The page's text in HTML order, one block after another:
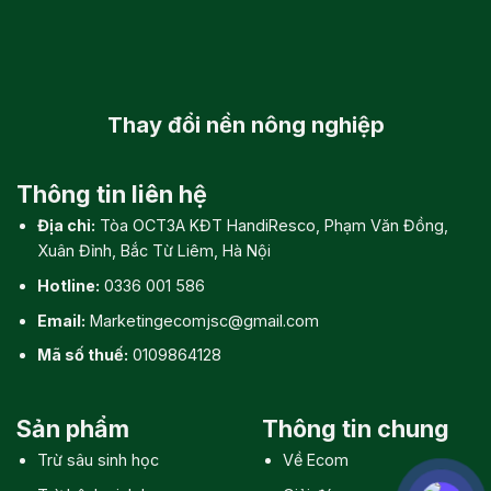
chuyển dinh dưỡng về bông,
thân lá, hỗ trợ quá trình vào
chắc và tăng sức chống chịu
stress.
Axit Humic (C): 1,5%:
Humic giúp cải thiện khả năng
hấp thu các dưỡng chất khác,
Thay đổi nền nông nghiệp
Thông tin liên hệ
Địa chỉ: Tòa OCT3A KĐT HandiResco, Phạm Văn Đồng,
Xuân Đỉnh, Bắc Từ Liêm, Hà Nội
Hotline: 0336 001 586
Email: Marketingecomjsc@gmail.com
Mã số thuế: 0109864128
Sản phẩm
Trừ sâu sinh học
Thông tin chung
Về Ecom